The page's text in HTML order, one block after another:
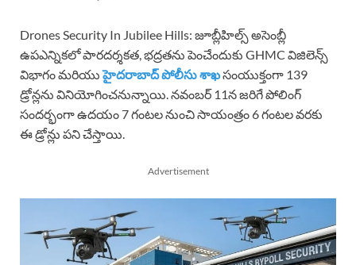
Drones Security In Jubilee Hills: జూబ్లీహిల్స్ అసెంబ్లీ
ఉపఎన్నికలో పారదర్శకత, భద్రతను పెంచేందుకు GHMC విజిలెన్స్
విభాగం మరియు హైదరాబాద్ పోలీసు శాఖసంయుక్తంగా 139
డ్రోన్లను వినియోగించనున్నాయి. నవంబర్ 11న జరిగే పోలింగ్
సందర్భంగా ఉదయం 7 గంటల నుంచి సాయంత్రం 6 గంటల వరకు
ఈ డ్రోన్లు పని చేస్తాయి.
Advertisement